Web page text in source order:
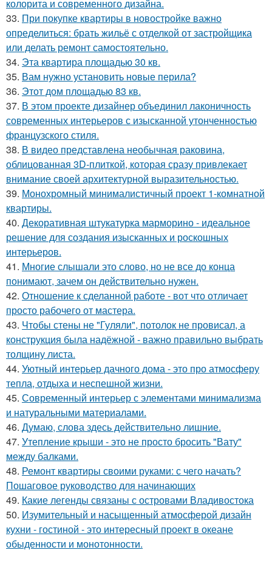
колорита и современного дизайна.
33. При покупке квартиры в новостройке важно
определиться: брать жильё с отделкой от застройщика
или делать ремонт самостоятельно.
34. Эта квартира площадью 30 кв.
35. Вам нужно установить новые перила?
36. Этот дом площадью 83 кв.
37. В этом проекте дизайнер объединил лаконичность
современных интерьеров с изысканной утонченностью
французского стиля.
38. В видео представлена необычная раковина,
облицованная 3D-плиткой, которая сразу привлекает
внимание своей архитектурной выразительностью.
39. Монохромный минималистичный проект 1-комнатной
квартиры.
40. Декоративная штукатурка марморино - идеальное
решение для создания изысканных и роскошных
интерьеров.
41. Многие слышали это слово, но не все до конца
понимают, зачем он действительно нужен.
42. Отношение к сделанной работе - вот что отличает
просто рабочего от мастера.
43. Чтобы стены не "Гуляли", потолок не провисал, а
конструкция была надёжной - важно правильно выбрать
толщину листа.
44. Уютный интерьер дачного дома - это про атмосферу
тепла, отдыха и неспешной жизни.
45. Современный интерьер с элементами минимализма
и натуральными материалами.
46. Думаю, слова здесь действительно лишние.
47. Утепление крыши - это не просто бросить "Вату"
между балками.
48. Ремонт квартиры своими руками: с чего начать?
Пошаговое руководство для начинающих
49. Какие легенды связаны с островами Владивостока
50. Изумительный и насыщенный атмосферой дизайн
кухни - гостиной - это интересный проект в океане
обыденности и монотонности.